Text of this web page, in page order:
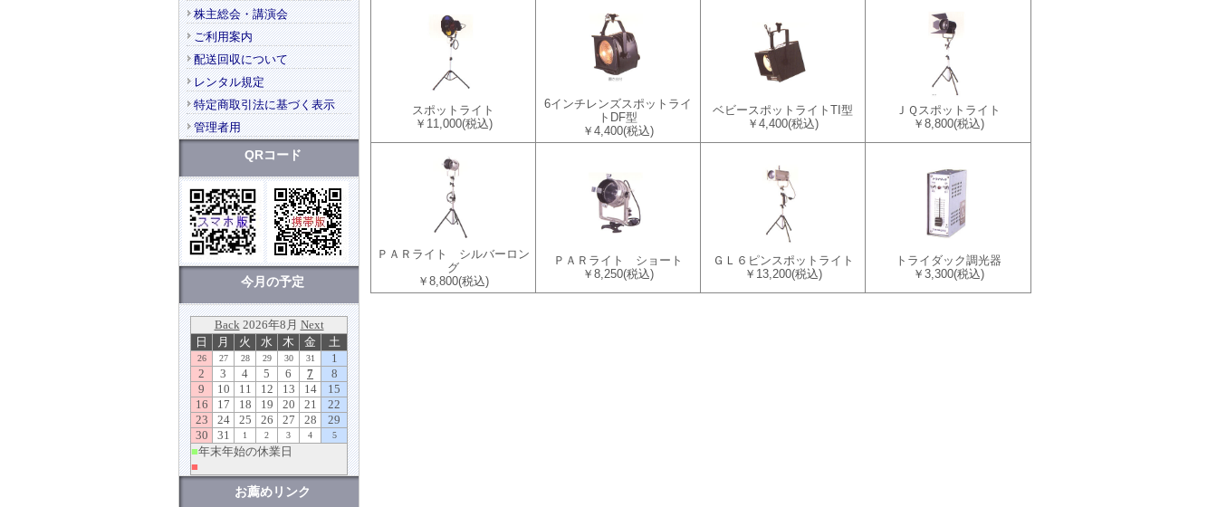
スポットライト
￥11,000(税込)
6インチレンズスポットライ
トDF型
￥4,400(税込)
ベビースポットライトTI型
￥4,400(税込)
ＪＱスポットライト
￥8,800(税込)
ＰＡＲライト シルバーロン
グ
￥8,800(税込)
ＰＡＲライト ショート
￥8,250(税込)
ＧＬ６ピンスポットライト
￥13,200(税込)
トライダック調光器
￥3,300(税込)
株主総会・講演会
ご利用案内
配送回収について
レンタル規定
特定商取引法に基づく表示
管理者用
QRコード
今月の予定
お薦めリンク